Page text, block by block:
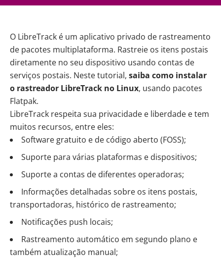
O LibreTrack é um aplicativo privado de rastreamento
de pacotes multiplataforma. Rastreie os itens postais
diretamente no seu dispositivo usando contas de
serviços postais. Neste tutorial, saiba como instalar
o rastreador LibreTrack no Linux, usando pacotes
Flatpak.
LibreTrack respeita sua privacidade e liberdade e tem
muitos recursos, entre eles:
Software gratuito e de código aberto (FOSS);
Suporte para várias plataformas e dispositivos;
Suporte a contas de diferentes operadoras;
Informações detalhadas sobre os itens postais,
transportadoras, histórico de rastreamento;
Notificações push locais;
Rastreamento automático em segundo plano e
também atualização manual;